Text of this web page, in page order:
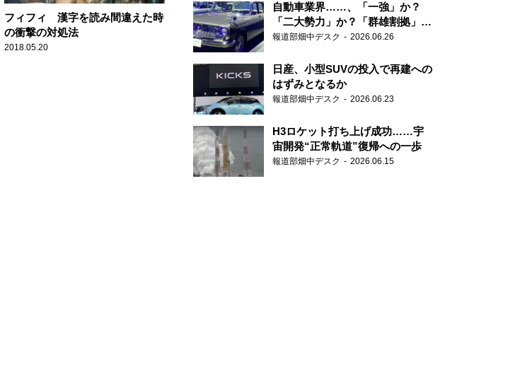
フィフィ 漢字を読み間違えた時
の衝撃の対処法
2018.05.20
自動車業界……、「一強」か？
「二大勢力」か？「群雄割拠」
か？
報道部畑中デスク 2026.06.26
日産、小型SUVの投入で再建への
はずみとなるか
報道部畑中デスク 2026.06.23
H3ロケット打ち上げ成功……宇
宙開発“正常軌道”復帰への一歩
報道部畑中デスク 2026.06.15